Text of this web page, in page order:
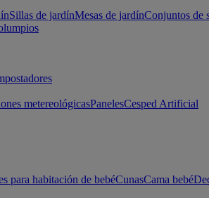
Sillas de jardínMesas de jardínConjuntos de
metereológicasPanelesCesped Artificial
para habitación de bebéCunasCama bebé